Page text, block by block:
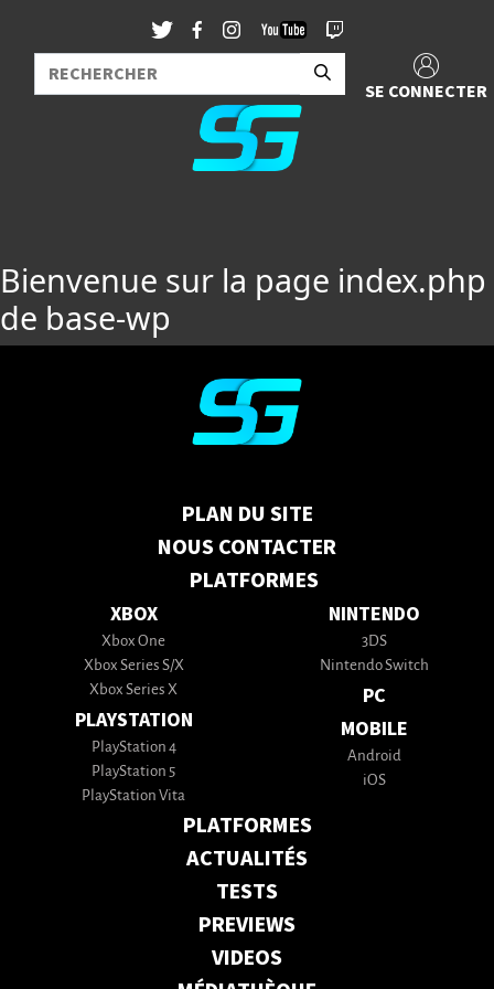
SE CONNECTER
Bienvenue sur la page index.php
de base-wp
PLAN DU SITE
NOUS CONTACTER
PLATFORMES
XBOX
Xbox One
Xbox Series S/X
Xbox Series X
PLAYSTATION
PlayStation 4
PlayStation 5
PlayStation Vita
NINTENDO
3DS
Nintendo Switch
PC
MOBILE
Android
iOS
PLATFORMES
ACTUALITÉS
TESTS
PREVIEWS
VIDEOS